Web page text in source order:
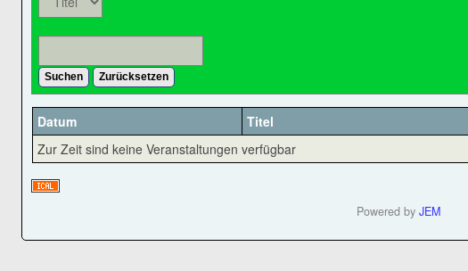
Suchen Zurücksetzen
Datum Titel
Zur Zeit sind keine Veranstaltungen verfügbar
Powered byJEM